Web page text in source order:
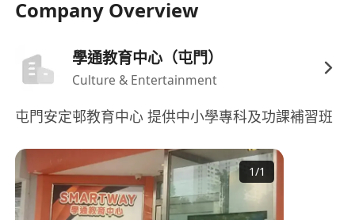
Company Overview
學通教育中心（屯門）
Culture & Entertainment
屯門安定邨教育中心 提供中小學專科及功課補習班
1/1